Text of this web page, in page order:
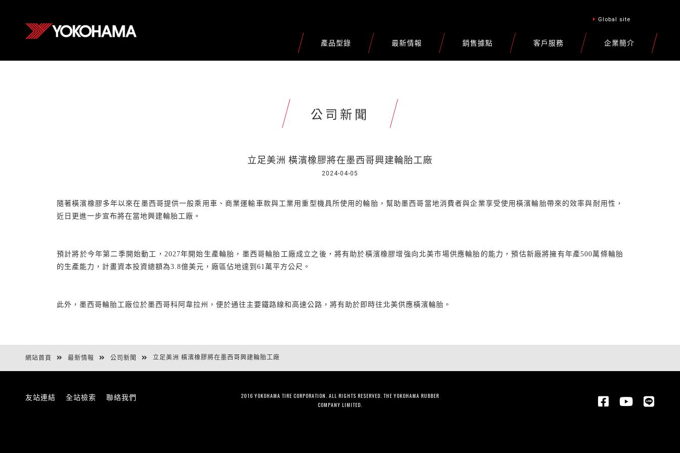
Global site
產品型錄 最新情報 銷售據點 客戶服務 企業簡介
公司新聞
立足美洲 橫濱橡膠將在墨西哥興建輪胎工廠
2024-04-05
隨著橫濱橡膠多年以來在墨西哥提供一般乘用車、商業運輸車款與工業用重型機具所使用的輪胎，幫助墨西哥當地消費者與企業享受使用橫濱輪胎帶來的效率與耐用性，
近日更進一步宣布將在當地興建輪胎工廠。
預計將於今年第二季開始動工， 2027年開始生產輪胎，墨西哥輪胎工廠成立之後，將有助於橫濱橡膠增強向北美市場供應輪胎的能力，預估新廠將擁有年產500萬條輪胎
的生產能力，計畫資本投資總額為3.8億美元，廠區佔地達到 61 萬平方公尺。
此外，墨西哥輪胎工廠位於墨西哥科阿韋拉州，便於通往主要鐵路線和高速公路，將有助於即時往北美供應橫濱輪胎。
網站首頁 最新情報 公司新聞 立足美洲 橫濱橡膠將在墨西哥興建輪胎工廠
友站連結 全站檢索 聯絡我們
2016 YOKOHAMA TIRE CORPORATION. ALL RIGHTS RESERVED. THE YOKOHAMA RUBBER
COMPANY LIMITED.